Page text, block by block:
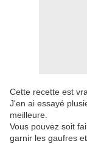
Cette recette est
J'en ai essayé
meilleure.
Vous pouvez soit
garnir les gaufres